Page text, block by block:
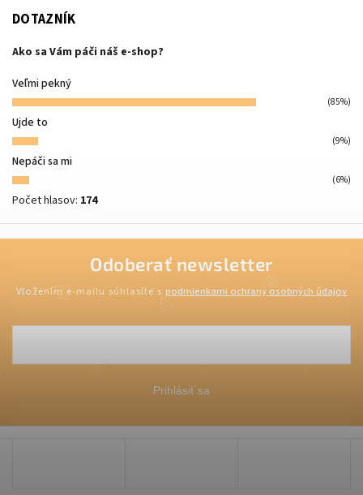
DOTAZNÍK
Ako sa Vám páči náš e-shop?
Veľmi pekný
(85%)
Ujde to
(9%)
Nepáči sa mi
(6%)
Počet hlasov: 174
Odoberať newsletter
Vložením e-mailu súhlasíte s podmienkami ochrany osobných údajov
Prihlásiť sa